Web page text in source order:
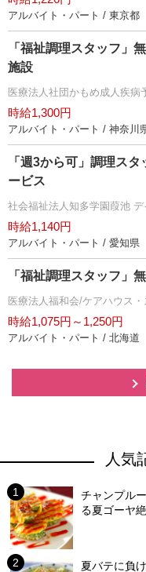
アルバイト・パート / 東京都
「福祉調理スタッフ」
施設
医療法人社団かもめ成人疾病
時給1,300円
アルバイト・パート / 神奈川
「週3から可」調理ス
ービス
社会福祉法人知多学園葭池
時給1,140円
アルバイト・パート / 愛知県
「福祉調理スタッフ」
医療法人福和会/ケアハウス
時給1,075円～1,250円
アルバイト・パート / 北海道
人気
チャンプル
る夏ゴーヤ
夏バテに負